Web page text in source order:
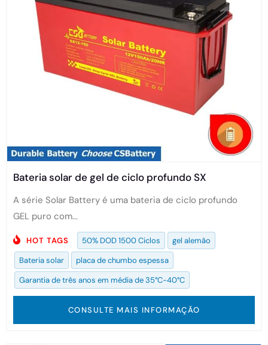
Bateria solar de gel de ciclo profundo SX
A série Solar Battery é uma bateria de ciclo profundo
GEL puro com...
HOT TAGS 50% DOD 1500 Ciclos
gel alemão
Bateria solar
placa de chumbo espessa
Garantia de três anos em média de 35°C-40°C
CONSULTE MAIS INFORMAÇÃO